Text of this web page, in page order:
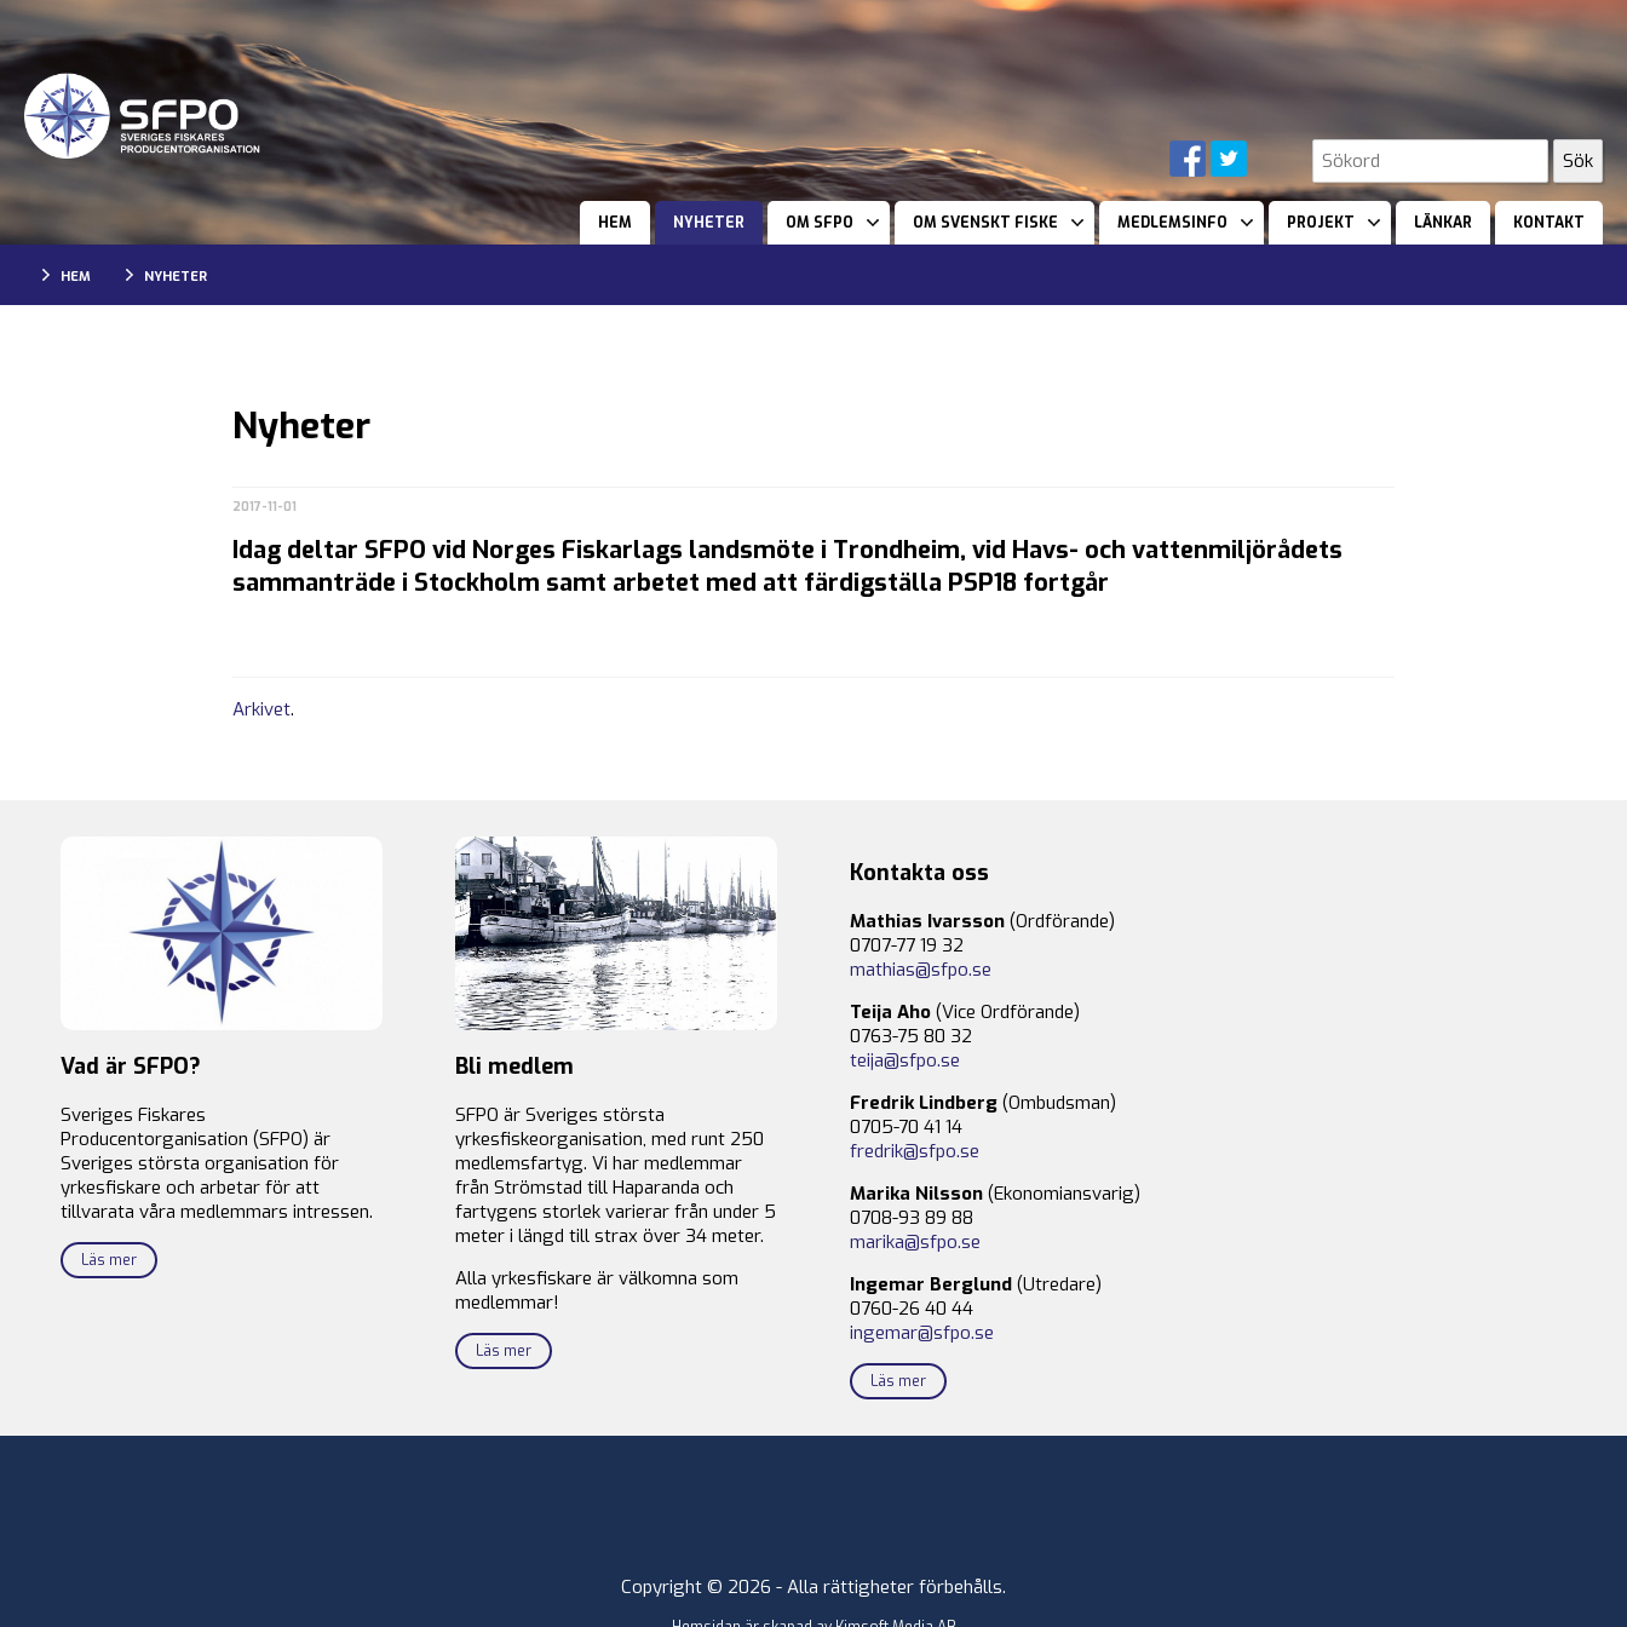
HEM NYHETER OM SFPO OM SVENSKT FISKE MEDLEMSINFO PROJEKT LÄNKAR KONTAKT
HEM NYHETER
Nyheter
2017-11-01
Idag deltar SFPO vid Norges Fiskarlags landsmöte i Trondheim, vid Havs- och vattenmiljörådets
sammanträde i Stockholm samt arbetet med att färdigställa PSP18 fortgår
Arkivet.
Vad är SFPO?
Sveriges Fiskares
Producentorganisation (SFPO) är
Sveriges största organisation för
yrkesfiskare och arbetar för att
tillvarata våra medlemmars intressen.
Läs mer
Bli medlem
SFPO är Sveriges största
yrkesfiskeorganisation, med runt 250
medlemsfartyg. Vi har medlemmar
från Strömstad till Haparanda och
fartygens storlek varierar från under 5
meter i längd till strax över 34 meter.
Alla yrkesfiskare är välkomna som
medlemmar!
Läs mer
Kontakta oss
Mathias Ivarsson (Ordförande)
0707-77 19 32
mathias@sfpo.se
Teija Aho (Vice Ordförande)
0763-75 80 32
teija@sfpo.se
Fredrik Lindberg (Ombudsman)
0705-70 41 14
fredrik@sfpo.se
Marika Nilsson (Ekonomiansvarig)
0708-93 89 88
marika@sfpo.se
Ingemar Berglund (Utredare)
0760-26 40 44
ingemar@sfpo.se
Läs mer
Copyright © 2026 - Alla rättigheter förbehålls.